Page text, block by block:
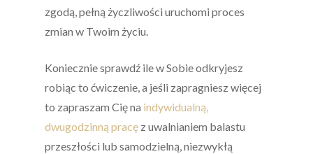
zgodą, pełną życzliwości uruchomi proces
zmian w Twoim życiu.
Koniecznie sprawdź ile w Sobie odkryjesz
robiąc to ćwiczenie, a jeśli zapragniesz więcej
to zapraszam Cię na indywidualną,
dwugodzinną pracę z uwalnianiem balastu
przeszłości lub samodzielną, niezwykłą